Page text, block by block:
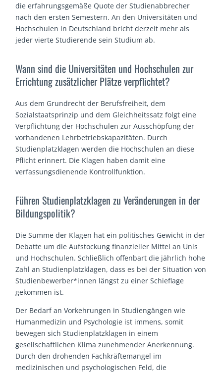
die erfahrungsgemäße Quote der Studienabbrecher
nach den ersten Semestern. An den Universitäten und
Hochschulen in Deutschland bricht derzeit mehr als
jeder vierte Studierende sein Studium ab.
Wann sind die Universitäten und Hochschulen zur
Errichtung zusätzlicher Plätze verpflichtet?
Aus dem Grundrecht der Berufsfreiheit, dem
Sozialstaatsprinzip und dem Gleichheitssatz folgt eine
Verpflichtung der Hochschulen zur Ausschöpfung der
vorhandenen Lehrbetriebskapazitäten. Durch
Studienplatzklagen werden die Hochschulen an diese
Pflicht erinnert. Die Klagen haben damit eine
verfassungsdienende Kontrollfunktion.
Führen Studienplatzklagen zu Veränderungen in der
Bildungspolitik?
Die Summe der Klagen hat ein politisches Gewicht in der
Debatte um die Aufstockung finanzieller Mittel an Unis
und Hochschulen. Schließlich offenbart die jährlich hohe
Zahl an Studienplatzklagen, dass es bei der Situation von
Studienbewerber*innen längst zu einer Schieflage
gekommen ist.
Der Bedarf an Vorkehrungen in Studiengängen wie
Humanmedizin und Psychologie ist immens, somit
bewegen sich Studienplatzklagen in einem
gesellschaftlichen Klima zunehmender Anerkennung.
Durch den drohenden Fachkräftemangel im
medizinischen und psychologischen Feld, die